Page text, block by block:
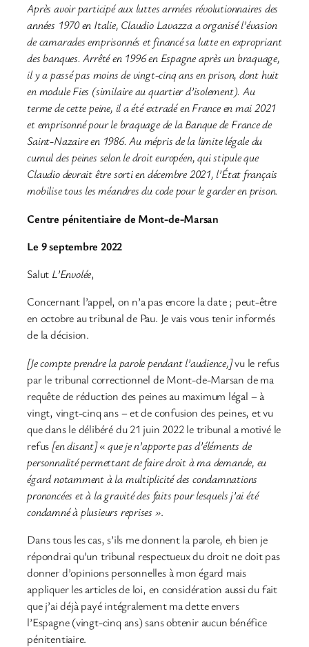
Après avoir participé aux luttes armées révolutionnaires des
années 1970 en Italie, Claudio Lavazza a organisé l’évasion
de camarades emprisonnés et financé sa lutte en expropriant
des banques. Arrêté en 1996 en Espagne après un braquage,
il y a passé pas moins de vingt-cinq ans en prison, dont huit
en module Fies (similaire au quartier d’isolement). Au
terme de cette peine, il a été extradé en France en mai 2021
et emprisonné pour le braquage de la Banque de France de
Saint-Nazaire en 1986. Au mépris de la limite légale du
cumul des peines selon le droit européen, qui stipule que
Claudio devrait être sorti en décembre 2021, l’État français
mobilise tous les méandres du code pour le garder en prison.
Centre pénitentiaire de Mont-de-Marsan
Le 9 septembre 2022
Salut L’Envolée,
Concernant l’appel, on n’a pas encore la date ; peut-être
en octobre au tribunal de Pau. Je vais vous tenir informés
de la décision.
[Je compte prendre la parole pendant l’audience,]vu le refus
par le tribunal correctionnel de Mont-de-Marsan de ma
requête de réduction des peines au maximum légal – à
vingt, vingt-cinq ans – et de confusion des peines, et vu
que dans le délibéré du 21 juin 2022 le tribunal a motivé le
refus [en disant]« que je n’apporte pas d’éléments de
personnalité permettant de faire droit à ma demande, eu
égard notamment à la multiplicité des condamnations
prononcées età la gravité des faits pour lesquels j’ai été
condamné à plusieurs reprises ».
Dans tous les cas, s’ils me donnent la parole, eh bien je
répondrai qu’un tribunal respectueux du droit ne doit pas
donner d’opinions personnelles à mon égard mais
appliquer les articles de loi, en considération aussi du fait
que j’ai déjà payé intégralement ma dette envers
l’Espagne (vingt-cinq ans) sans obtenir aucun bénéfice
pénitentiaire.